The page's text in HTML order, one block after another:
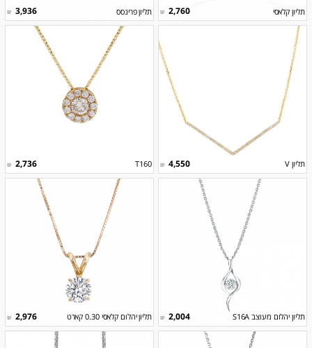
תליון פרינסס 3,936
₪ תליון קלאסי 2,760
₪
T160
2,736
₪ תליון V 4,550
₪
תליון יהלום קלאסי 0.30 קארט 2,976
₪ תליון יהלום מעוצב S16A 2,004
₪